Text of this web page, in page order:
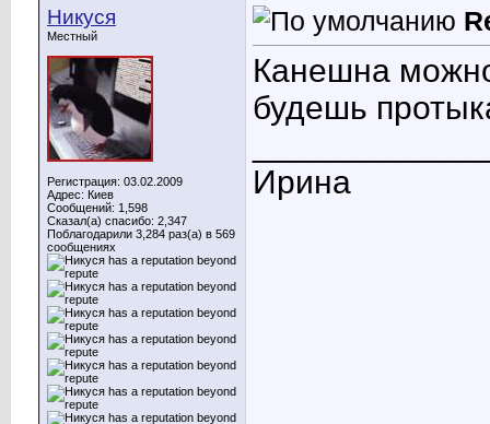
Никуся
Местный
Регистрация: 03.02.2009
Адрес: Киев
Сообщений: 1,598
Сказал(а) спасибо: 2,347
Поблагодарили 3,284 раз(а) в 569
сообщениях
Канешна
будешь
Ирина